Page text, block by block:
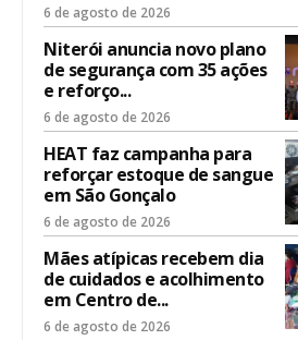
6 de agosto de 2026
Niterói anuncia novo plano
de segurança com 35 ações
e reforço...
6 de agosto de 2026
HEAT faz campanha para
reforçar estoque de sangue
em São Gonçalo
6 de agosto de 2026
Mães atípicas recebem dia
de cuidados e acolhimento
em Centro de...
6 de agosto de 2026